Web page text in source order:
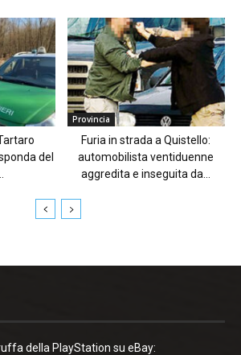
del
Provincia
Furia in strada a Quistello:
automobilista ventiduenne
aggredita e inseguita da...
della PlayStation su eBay: